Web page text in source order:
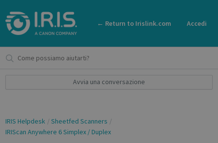
← Return to Irislink.com Accedi
Avvia una conversazione
IRIS Helpdesk
Sheetfed Scanners
IRIScan Anywhere 6 Simplex / Duplex